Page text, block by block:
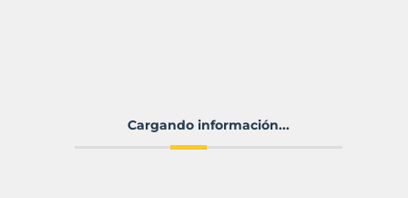
Cargando información...